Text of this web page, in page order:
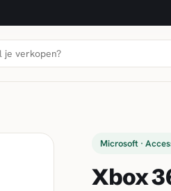
Microsoft ·
Xbox